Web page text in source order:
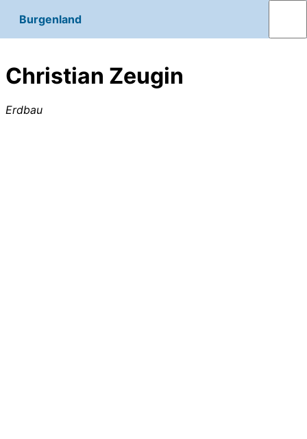
Burgenland
Christian Zeugin
Erdbau